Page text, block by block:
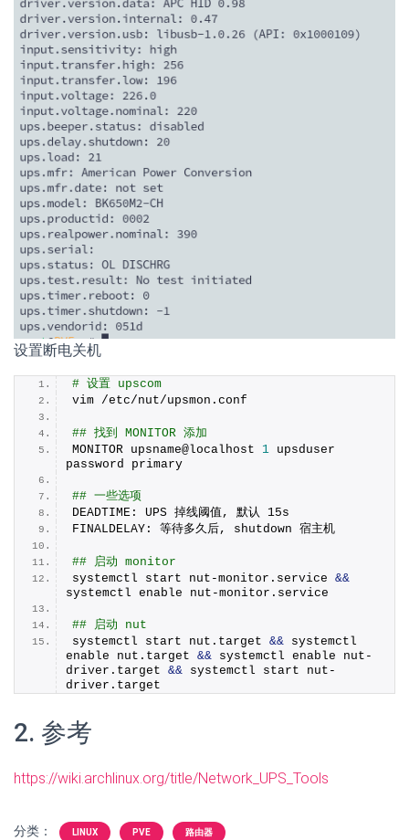
设置断电关机
# 设置 upscom
vim /etc/nut/upsmon. conf
## 找到 MONITOR 添加
MONITOR upsname@localhost 1 upsduser
password primary
## 一些选项
DEADTIME: UPS 掉线阈值, 默认 15s
FINALDELAY: 等待多久后, shutdown 宿主机
## 启动 monitor
systemctl start nut-monitor. service &&
systemctl enable nut-monitor. service
## 启动 nut
systemctl start nut. target && systemctl
enable nut. target && systemctl enable nut-
driver. target && systemctl start nut-
driver. target
2. 参考
https://wiki.archlinux.org/title/Network_UPS_Tools
分类： LINUX PVE 路由器